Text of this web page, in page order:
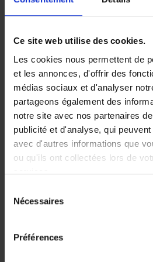
Ce site web utilise des cookies.
Les cookies nous permettent de
et les annonces, d'offrir des
médias sociaux et d'analyser
partageons également des
notre site avec nos partenaires
publicité et d'analyse, qui
avec d'autres informations que
ou qu'ils ont collectées lors de
services.
Nécessaires
Préférences
Faites nous
envies
voyage est unique,
mesure.